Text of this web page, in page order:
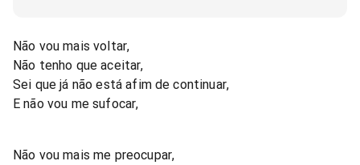
Não vou mais voltar,
Não tenho que aceitar,
Sei que já não está afim de continuar,
E não vou me sufocar,
Não vou mais me preocupar,